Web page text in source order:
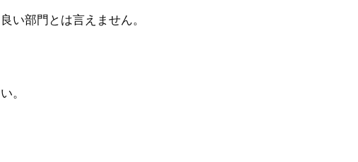
い部門とは言えません。
。